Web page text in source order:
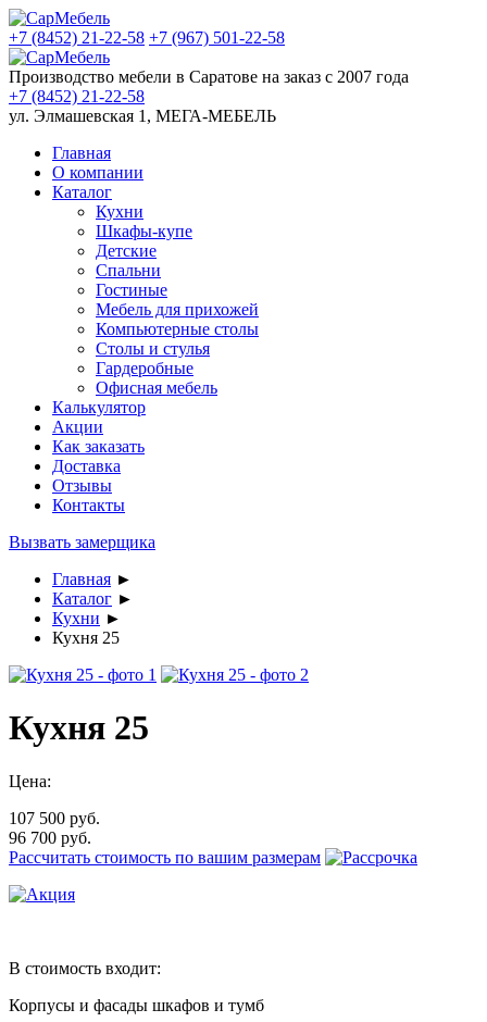
+7 (8452) 21-22-58 +7 (967) 501-22-58
Производство мебели в Саратове на заказ с 2007 года
+7 (8452) 21-22-58
ул. Элмашевская 1, МЕГА-МЕБЕЛЬ
Главная
О компании
Каталог
Кухни
Шкафы-купе
Детские
Спальни
Гостиные
Мебель для прихожей
Компьютерные столы
Столы и стулья
Гардеробные
Офисная мебель
Калькулятор
Акции
Как заказать
Доставка
Отзывы
Контакты
Вызвать замерщика
Главная ►
Каталог ►
Кухни ►
Кухня 25
Кухня 25
Цена:
107 500 руб.
96 700 руб.
Рассчитать стоимость по вашим размерам
В стоимость входит:
Корпусы и фасады шкафов и тумб